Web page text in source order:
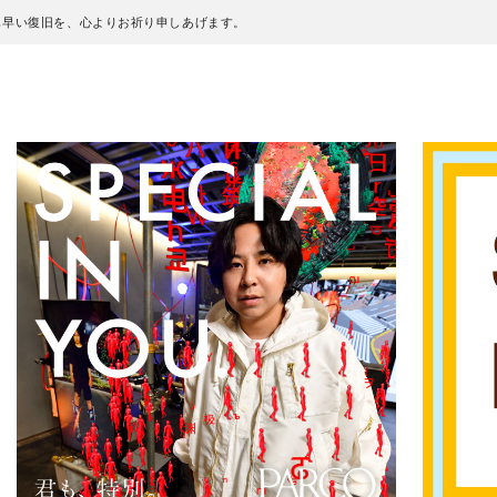
い復旧を、心よりお祈り申しあげます。